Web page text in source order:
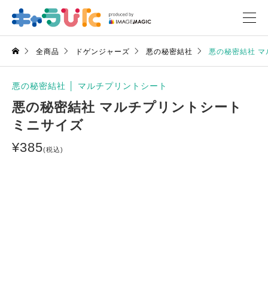
全商品 ドゲンジャーズ 悪の秘密結社 悪の秘密結社
悪の秘密結社 マルチプリントシート
悪の秘密結社 マルチプリントシート
ミニサイズ
¥385(税込)